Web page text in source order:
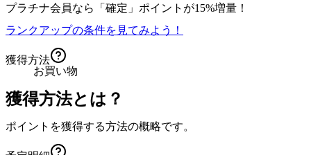
プラチナ会員なら
「確定」 ポイントが15%増量！
ランクアップの条件を見てみよう！
獲得方法
お買い物
獲得方法とは？
ポイントを獲得する方法の概略です。